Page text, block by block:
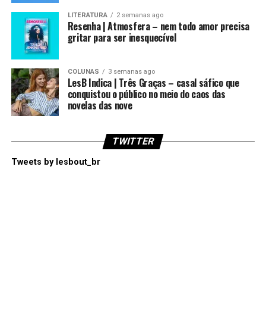
LITERATURA 2 semanas ago
Resenha | Atmosfera – nem todo amor precisa
gritar para ser inesquecível
COLUNAS 3 semanas ago
LesB Indica | Três Graças – casal sáfico que
conquistou o público no meio do caos das
novelas das nove
TWITTER
Tweets by lesbout_br